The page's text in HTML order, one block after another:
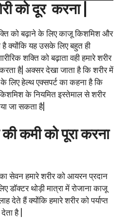
को दूर करना |
को बढ़ाने के लिए काजू किशमिश और
है क्योंकि यह उसके लिए बहुत ही
शक्ति को बढ़ाता वही हमारे शरीर
है| अक्सर देखा जाता है कि शरीर में
लिए हेल्थ एक्सपर्ट का कहना है कि
के नियमित इस्तेमाल से शरीर
जा सकता है|
कमी को पूरा करना
सेवन हमारे शरीर को आयरन प्रदान
थोड़ी मात्रा में रोजाना काजू
देते हैं क्योंकि हमारे शरीर को पर्याप्त
है |